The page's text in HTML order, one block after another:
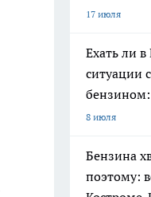
17 июля
Ехать ли
ситуации
8 июля
Бензина
поэтому: